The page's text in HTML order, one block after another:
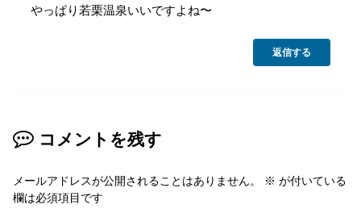
やっぱり若栗温泉いいですよね〜
返信する
コメントを残す
メールアドレスが公開されることはありません。 ※ が付いている
欄は必須項目です